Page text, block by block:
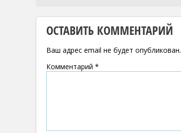
ОСТАВИТЬ КОММЕНТАРИЙ
Ваш адрес email не будет опубликован.
Комментарий *